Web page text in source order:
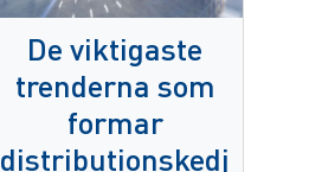
De viktigaste
trenderna som
formar
distributionskedj